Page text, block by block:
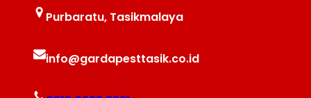
Purbaratu, Tasikmalaya
info@gardapesttasik.co.id